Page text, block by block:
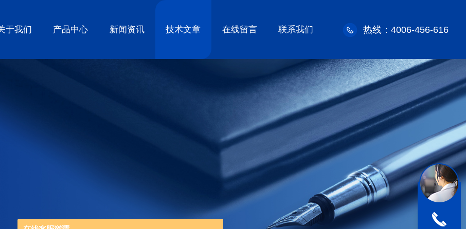
于我们 产品中心 新闻资讯 技术文章 在线留言 联系我们 热线：4006-456-616